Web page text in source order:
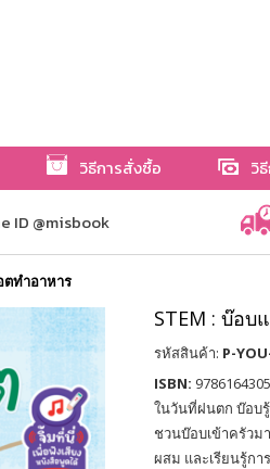
วิธีการสั่งซื้อ วิ
ID @misbook
ตทำอาหาร
STEM : บ๊อบ
รหัสสินค้า: P-
ISBN:
ในวันที่ฝนตก บ๊อบรู้
ชวนบ๊อบเข้าครัวม
ผสม และเรียนรู้กา